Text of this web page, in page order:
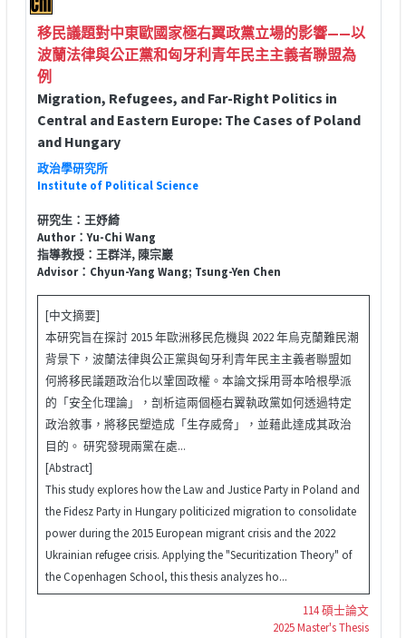
移民議題對中東歐國家極右翼政黨立場的影響——以
波蘭法律與公正黨和匈牙利青年民主主義者聯盟為
例
Migration, Refugees, and Far-Right Politics in
Central and Eastern Europe: The Cases of Poland
and Hungary
政治學研究所
Institute of Political Science
研究生：王妤綺
Author：Yu-Chi Wang
指導教授：王群洋, 陳宗巖
Advisor：Chyun-Yang Wang; Tsung-Yen Chen
[中文摘要]
本研究旨在探討 2015 年歐洲移民危機與 2022 年烏克蘭難民潮
背景下，波蘭法律與公正黨與匈牙利青年民主主義者聯盟如
何將移民議題政治化以鞏固政權。本論文採用哥本哈根學派
的「安全化理論」，剖析這兩個極右翼執政黨如何透過特定
政治敘事，將移民塑造成「生存威脅」，並藉此達成其政治
目的。 研究發現兩黨在處...
[Abstract]
This study explores how the Law and Justice Party in Poland and
the Fidesz Party in Hungary politicized migration to consolidate
power during the 2015 European migrant crisis and the 2022
Ukrainian refugee crisis. Applying the "Securitization Theory" of
the Copenhagen School, this thesis analyzes ho...
114 碩士論文
2025 Master's Thesis